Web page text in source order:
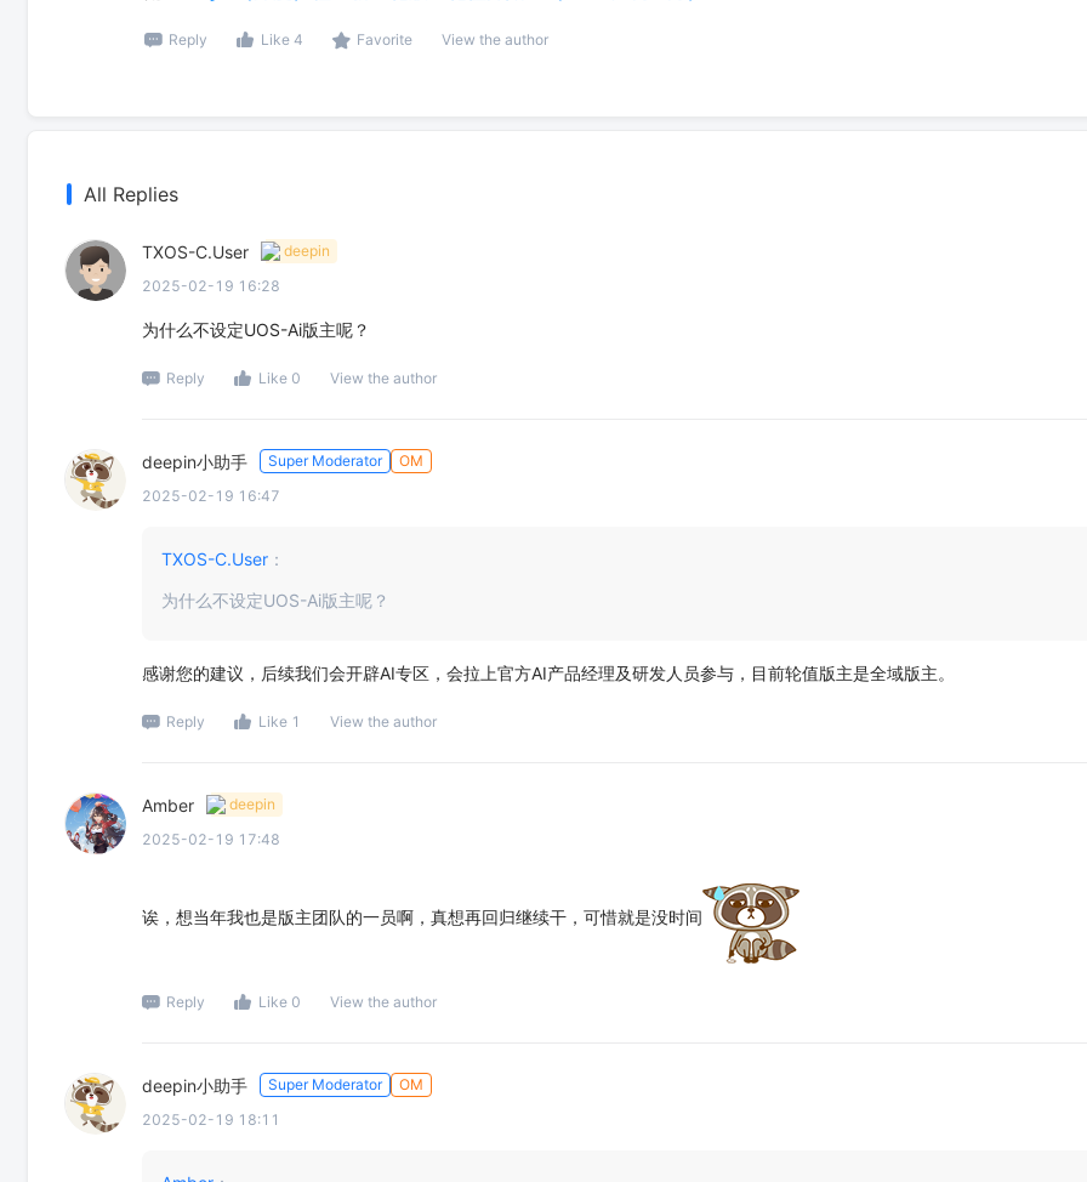
Reply Like 4 Favorite View the author
All Replies
TXOS-C.User
deepin
2025-02-19 16:28
为什么不设定UOS-Ai版主呢？
Reply Like 0 View the author
deepin小助手 Super Moderator
OM
2025-02-19 16:47
TXOS-C.User ：
为什么不设定UOS-Ai版主呢？
感谢您的建议，后续我们会开辟AI专区，会拉上官方AI产品经理及研发人员参与，目前轮值版主是全域版主。
Reply Like 1 View the author
Amber
deepin
2025-02-19 17:48
诶，想当年我也是版主团队的一员啊，真想再回归继续干，可惜就是没时间
Reply Like 0 View the author
deepin小助手 Super Moderator
OM
2025-02-19 18:11